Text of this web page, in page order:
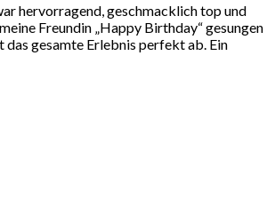
hervorragend, geschmacklich top und
Freundin „Happy Birthday“ gesungen
das gesamte Erlebnis perfekt ab. Ein